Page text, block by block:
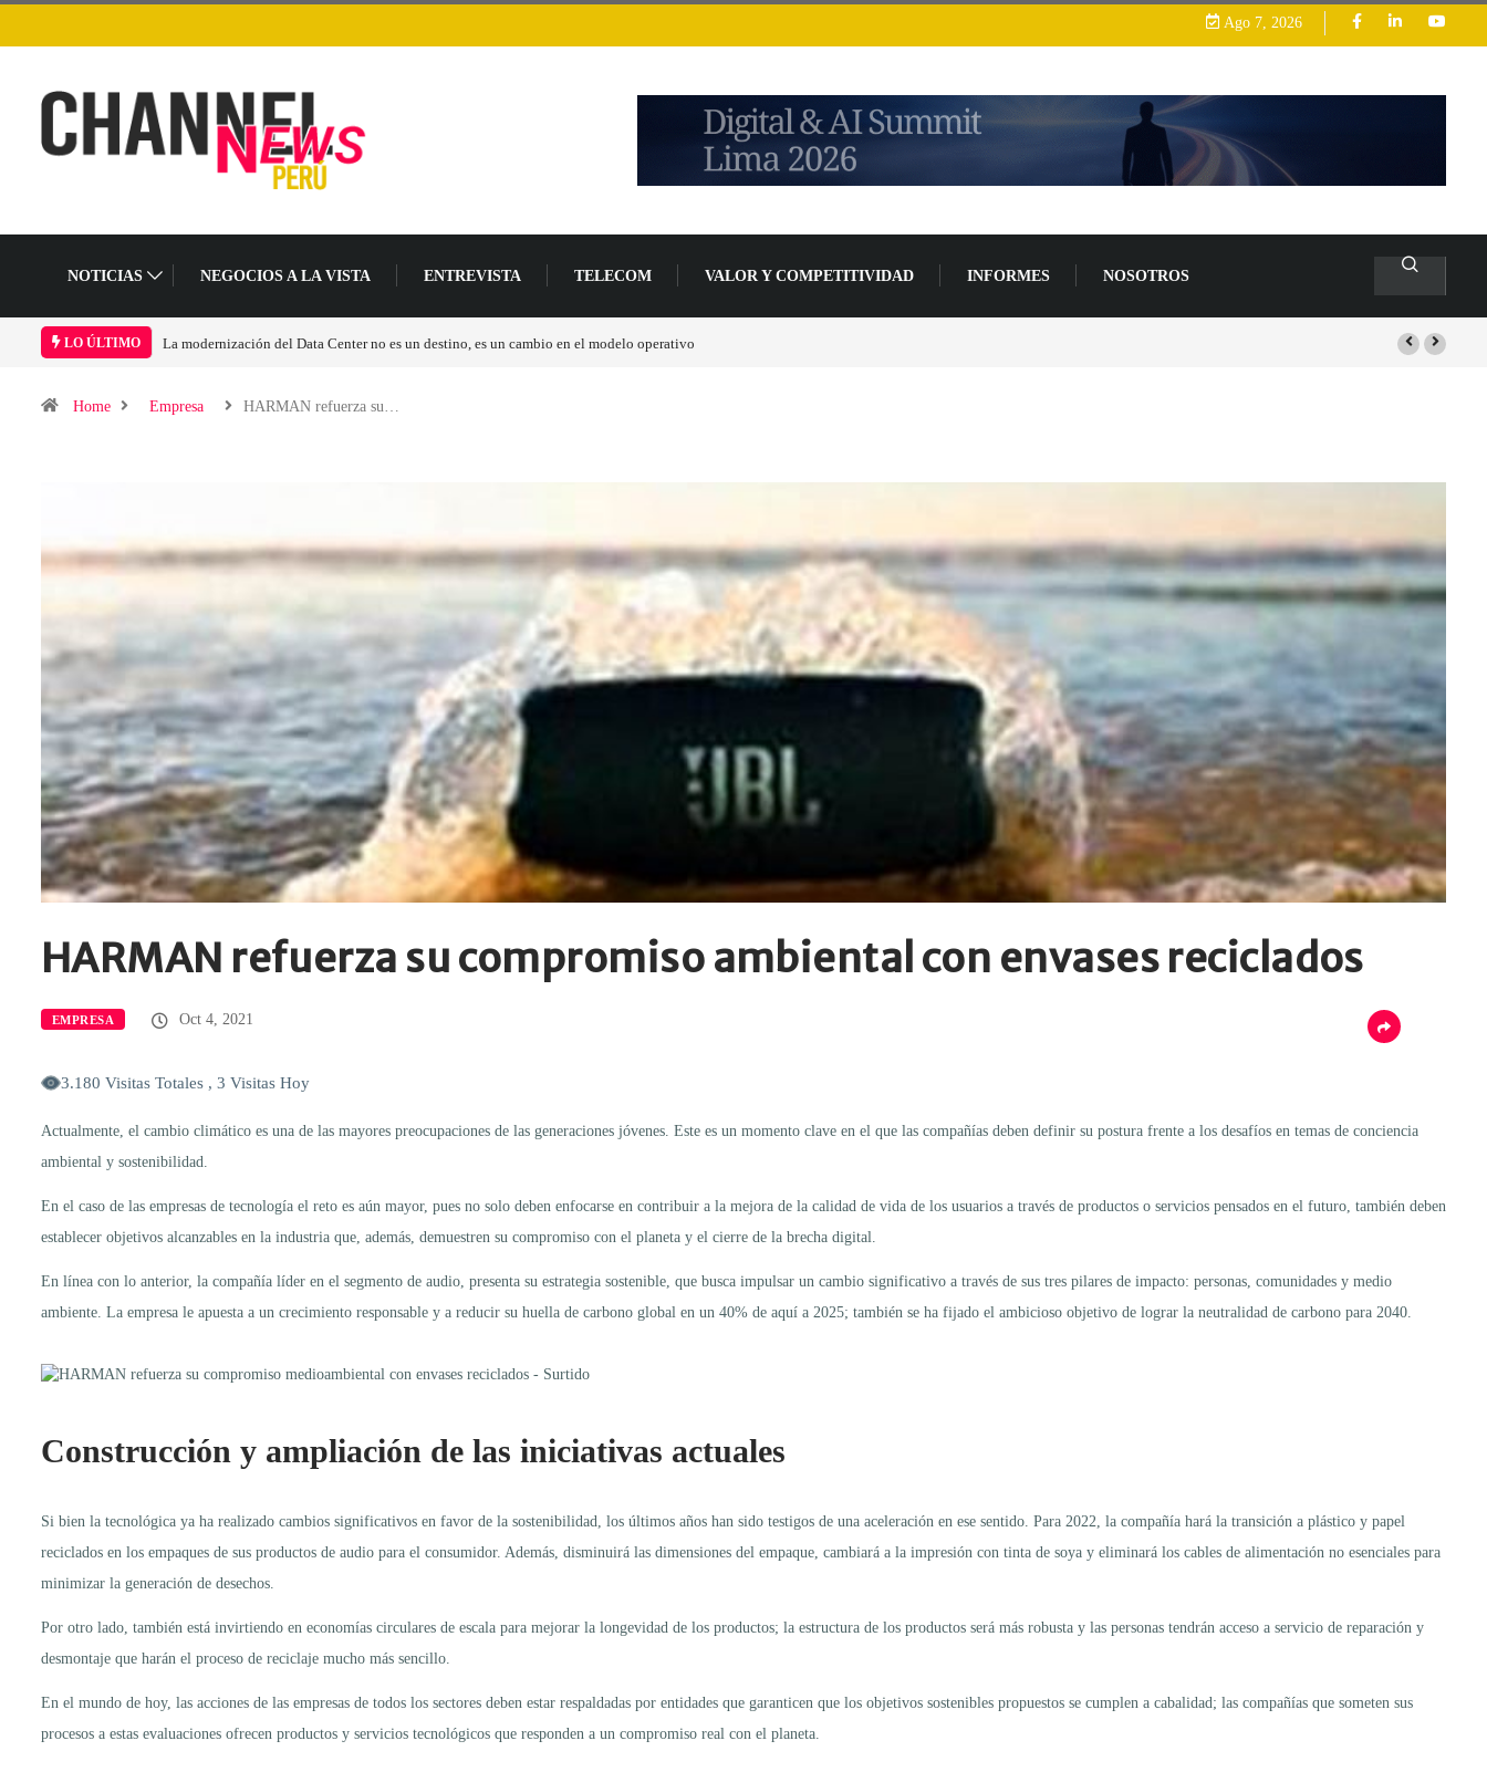
Ago 7, 2026
NOTICIAS NEGOCIOS A LA VISTA ENTREVISTA TELECOM VALOR Y COMPETITIVIDAD INFORMES NOSOTROS
LO ÚLTIMO Los ingresos por semiconductores aumentarán más de un 94 % en 2026
Home Empresa HARMAN refuerza su…
HARMAN refuerza su compromiso ambiental con envases reciclados
EMPRESA Oct 4, 2021
3.180 Visitas Totales , 3 Visitas Hoy
Actualmente, el cambio climático es una de las mayores preocupaciones de las generaciones jóvenes. Este es un momento clave en el que las compañías deben definir su postura frente a los desafíos en temas de conciencia
ambiental y sostenibilidad.
En el caso de las empresas de tecnología el reto es aún mayor, pues no solo deben enfocarse en contribuir a la mejora de la calidad de vida de los usuarios a través de productos o servicios pensados en el futuro, también deben
establecer objetivos alcanzables en la industria que, además, demuestren su compromiso con el planeta y el cierre de la brecha digital.
En línea con lo anterior, la compañía líder en el segmento de audio, presenta su estrategia sostenible, que busca impulsar un cambio significativo a través de sus tres pilares de impacto: personas, comunidades y medio
ambiente. La empresa le apuesta a un crecimiento responsable y a reducir su huella de carbono global en un 40% de aquí a 2025; también se ha fijado el ambicioso objetivo de lograr la neutralidad de carbono para 2040.
Construcción y ampliación de las iniciativas actuales
Si bien la tecnológica ya ha realizado cambios significativos en favor de la sostenibilidad, los últimos años han sido testigos de una aceleración en ese sentido. Para 2022, la compañía hará la transición a plástico y papel
reciclados en los empaques de sus productos de audio para el consumidor. Además, disminuirá las dimensiones del empaque, cambiará a la impresión con tinta de soya y eliminará los cables de alimentación no esenciales para
minimizar la generación de desechos.
Por otro lado, también está invirtiendo en economías circulares de escala para mejorar la longevidad de los productos; la estructura de los productos será más robusta y las personas tendrán acceso a servicio de reparación y
desmontaje que harán el proceso de reciclaje mucho más sencillo.
En el mundo de hoy, las acciones de las empresas de todos los sectores deben estar respaldadas por entidades que garanticen que los objetivos sostenibles propuestos se cumplen a cabalidad; las compañías que someten sus
procesos a estas evaluaciones ofrecen productos y servicios tecnológicos que responden a un compromiso real con el planeta.